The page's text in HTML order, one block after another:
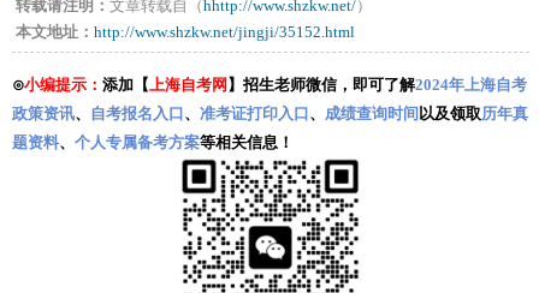
转载请注明： 文章转载自（hhttp://www.shzkw.net/）
本文地址： http://www.shzkw.net/jingji/35152.html
⊙小编提示： 添加【 上海自考网 】招生老师微信，即可了解2024年上海自考
政策资讯、 自考报名入口 、 准考证打印入口 、 成绩查询时间 以及领取历年真
题资料、 个人专属备考方案等相关信息！